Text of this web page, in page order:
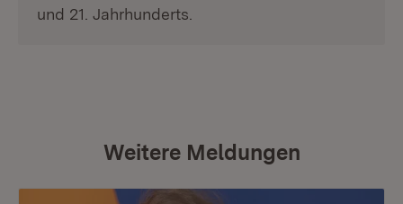
und 21. Jahrhunderts.
Weitere Meldungen